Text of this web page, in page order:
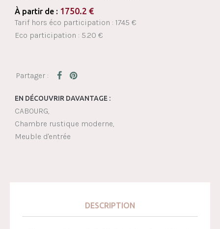
À partir de : 1750.2 €
Tarif hors éco participation : 1745 €
Eco participation : 5.20 €
EN DÉCOUVRIR DAVANTAGE :
CABOURG
Chambre rustique moderne
Meuble d'entrée
DESCRIPTION